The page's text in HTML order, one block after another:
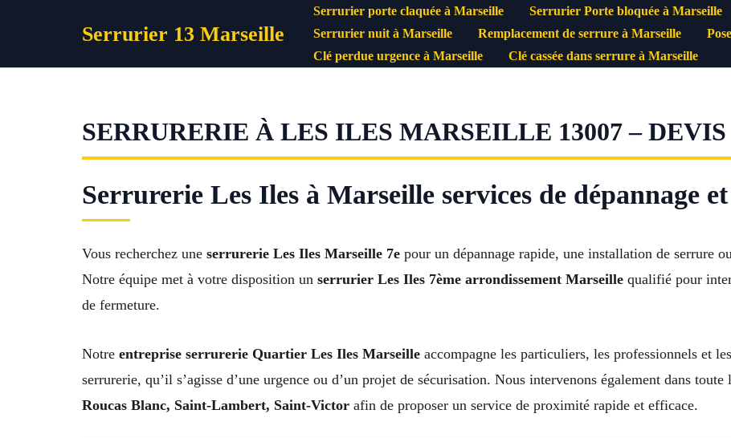
Serrurier 13 Marseille
Serrurier porte claquée à Marseille Serrurier Porte bloquée à Marseille
Serrurier nuit à Marseille
Remplacement de serrure à Marseille
Clé perdue urgence à Marseille
Clé cassée dans serrure à Marseille
SERRURERIE À LES ILES MARSEILLE 13007 –
Serrurerie Les Iles à Marseille services de dépannage
Vous recherchez une serrurerie Les Iles Marseille 7e pour un dépannage rapide, une installation de serrure
Notre équipe met à votre disposition un serrurier Les Iles 7ème arrondissement Marseille qualifié pour
de fermeture.
Notre entreprise serrurerie Quartier Les Iles Marseille accompagne les particuliers, les professionnels et
serrurerie, qu’il s’agisse d’une urgence ou d’un projet de sécurisation. Nous intervenons également dans toute
Roucas Blanc, Saint-Lambert, Saint-Victor afin de proposer un service de proximité rapide et efficace.